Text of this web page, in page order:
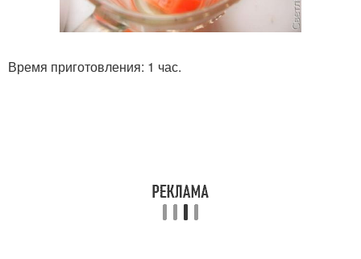
Время приготовления: 1 час.